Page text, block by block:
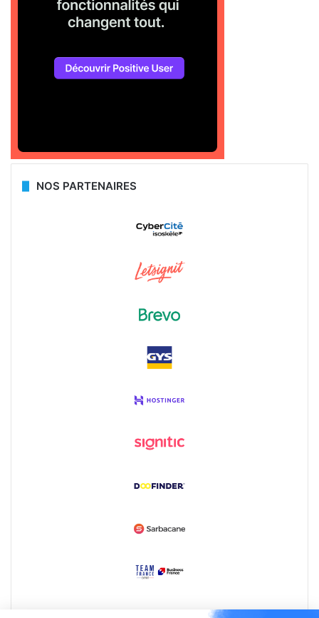
NOS PARTENAIRES